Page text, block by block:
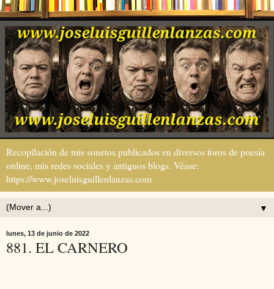
Recopilación de mis sonetos publicados en diversos foros de poesía
online, mis redes sociales y antiguos blogs. Véase:
https://www.joseluisguillenlanzas.com
▼
lunes, 13 de junio de 2022
881. EL CARNERO